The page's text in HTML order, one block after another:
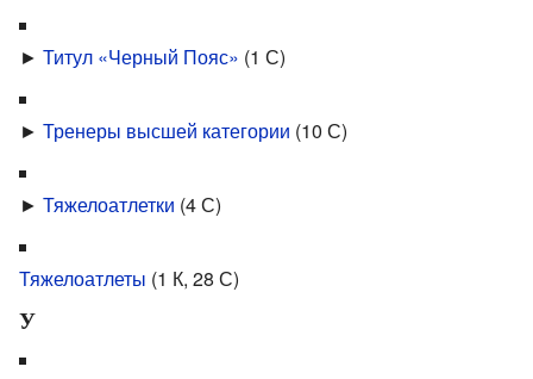
► Титул «Черный Пояс» (1 С)
► Тренеры высшей категории (10 С)
► Тяжелоатлетки (4 С)
Тяжелоатлеты (1 К, 28 С)
У